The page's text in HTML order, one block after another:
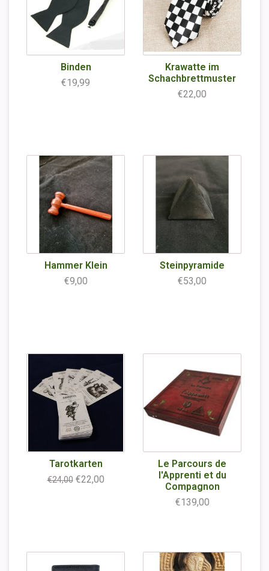
Binden
€19,99
Krawatte im
Schachbrettmuster
€22,00
Hammer Klein
€9,00
Steinpyramide
€53,00
Tarotkarten
€24,00€22,00
Le Parcours de
l'Apprenti et du
Compagnon
€139,00